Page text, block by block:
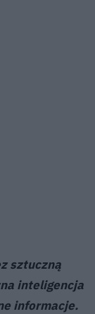
sztuczną
inteligencja
informacje.